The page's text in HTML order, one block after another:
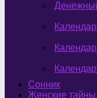
Сонник
Женские тайны